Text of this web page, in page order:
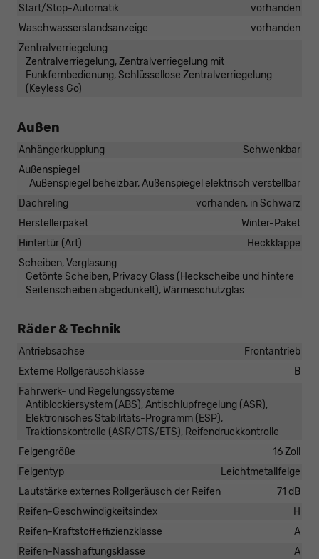
Start/Stop-Automatik
vorhanden
Waschwasserstandsanzeige
vorhanden
Zentralverriegelung
Zentralverriegelung, Zentralverriegelung mit
Funkfernbedienung, Schlüssellose Zentralverriegelung
(Keyless Go)
Außen
Anhängerkupplung
Schwenkbar
Außenspiegel
Außenspiegel beheizbar, Außenspiegel elektrisch verstellbar
Dachreling
vorhanden, in Schwarz
Herstellerpaket
Winter-Paket
Hintertür (Art)
Heckklappe
Scheiben, Verglasung
Getönte Scheiben, Privacy Glass (Heckscheibe und hintere
Seitenscheiben abgedunkelt), Wärmeschutzglas
Räder & Technik
Antriebsachse
Frontantrieb
Externe Rollgeräuschklasse
B
Fahrwerk- und Regelungssysteme
Antiblockiersystem (ABS), Antischlupfregelung (ASR),
Elektronisches Stabilitäts-Programm (ESP),
Traktionskontrolle (ASR/CTS/ETS), Reifendruckkontrolle
Felgengröße
16 Zoll
Felgentyp
Leichtmetallfelge
Lautstärke externes Rollgeräusch der Reifen
71 dB
Reifen-Geschwindigkeitsindex
H
Reifen-Kraftstoffeffizienzklasse
A
Reifen-Nasshaftungsklasse
A